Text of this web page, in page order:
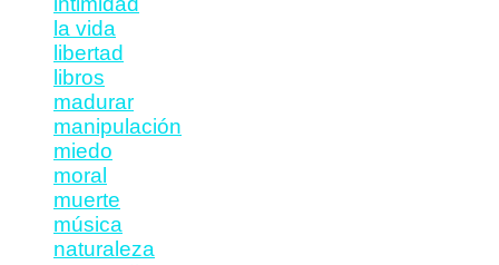
la vida
libertad
libros
madurar
manipulación
miedo
moral
muerte
música
naturaleza